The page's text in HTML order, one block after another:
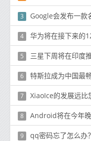
3 Google会发布一款
4 华为将在接下来的
5 三星下周将在印度
6 特斯拉成为中国最畅销的
7 XiaoIce的发展远比
8 Android将在今年
9 qq密码忘了怎么办